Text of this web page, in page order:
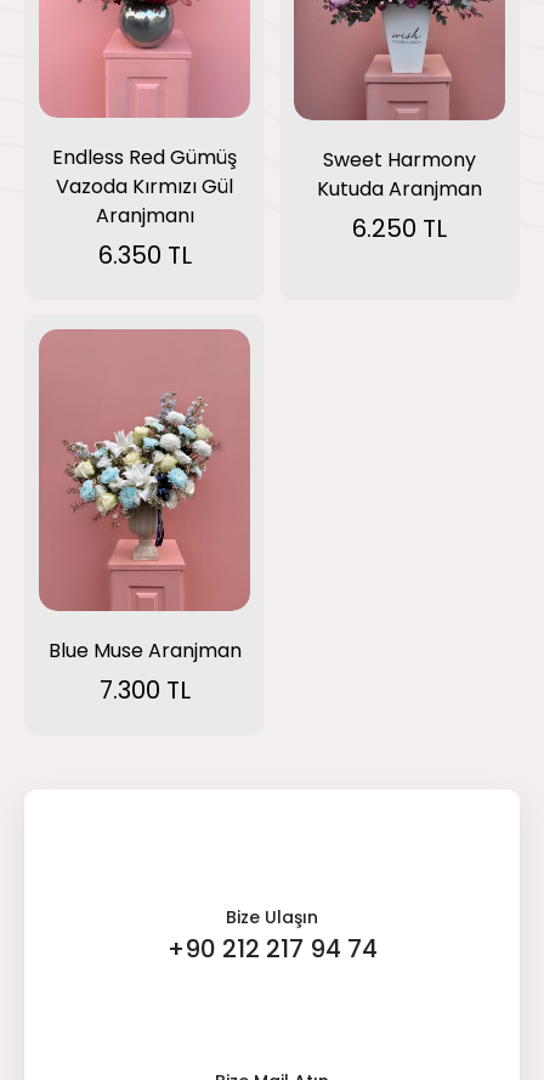
Endless Red Gümüş
Vazoda Kırmızı Gül
Aranjmanı
6.350 TL
Sweet Harmony
Kutuda Aranjman
6.250 TL
Blue Muse Aranjman
7.300 TL
Bize Ulaşın
+90 212 217 94 74